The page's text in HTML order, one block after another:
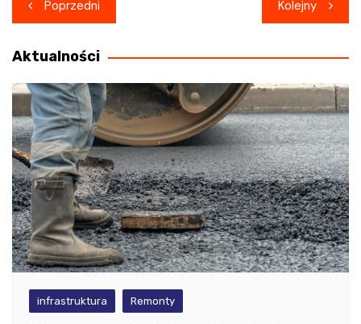
wpisu
Poprzedni Kolejny
Aktualności
infrastruktura Remonty